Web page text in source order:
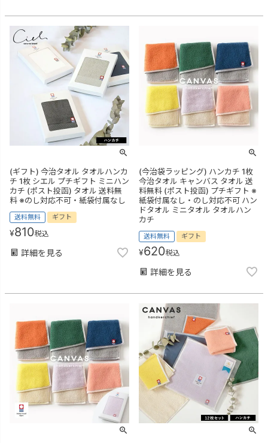
(ギフト) 今治タオル タオルハンカ
チ 1枚 シエル プチギフト ミニハン
カチ (ポスト投函) タオル 送料無
料 ※のし対応不可・紙袋付属なし
送料無料 ギフト
¥810税込
詳細を見る
(今治袋ラッピング) ハンカチ 1枚
今治タオル キャンバス タオル 送
料無料 (ポスト投函) プチギフト ※
紙袋付属なし・のし対応不可 ハン
ドタオル ミニタオル タオルハン
カチ
送料無料 ギフト
¥620税込
詳細を見る